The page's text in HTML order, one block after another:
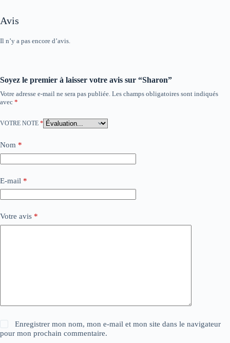
Avis
Il n’y a pas encore d’avis.
Soyez le premier à laisser votre avis sur “Sharon”
Votre adresse e-mail ne sera pas publiée. Les champs obligatoires sont indiqués
avec *
VOTRE NOTE *
Nom *
E-mail *
Votre avis *
Enregistrer mon nom, mon e-mail et mon site dans le navigateur
pour mon prochain commentaire.